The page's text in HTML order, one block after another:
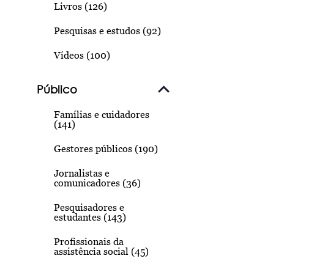
Livros (126)
Pesquisas e estudos (92)
Vídeos (100)
Público
Famílias e cuidadores
(141)
Gestores públicos (190)
Jornalistas e
comunicadores (36)
Pesquisadores e
estudantes (143)
Profissionais da
assistência social (45)